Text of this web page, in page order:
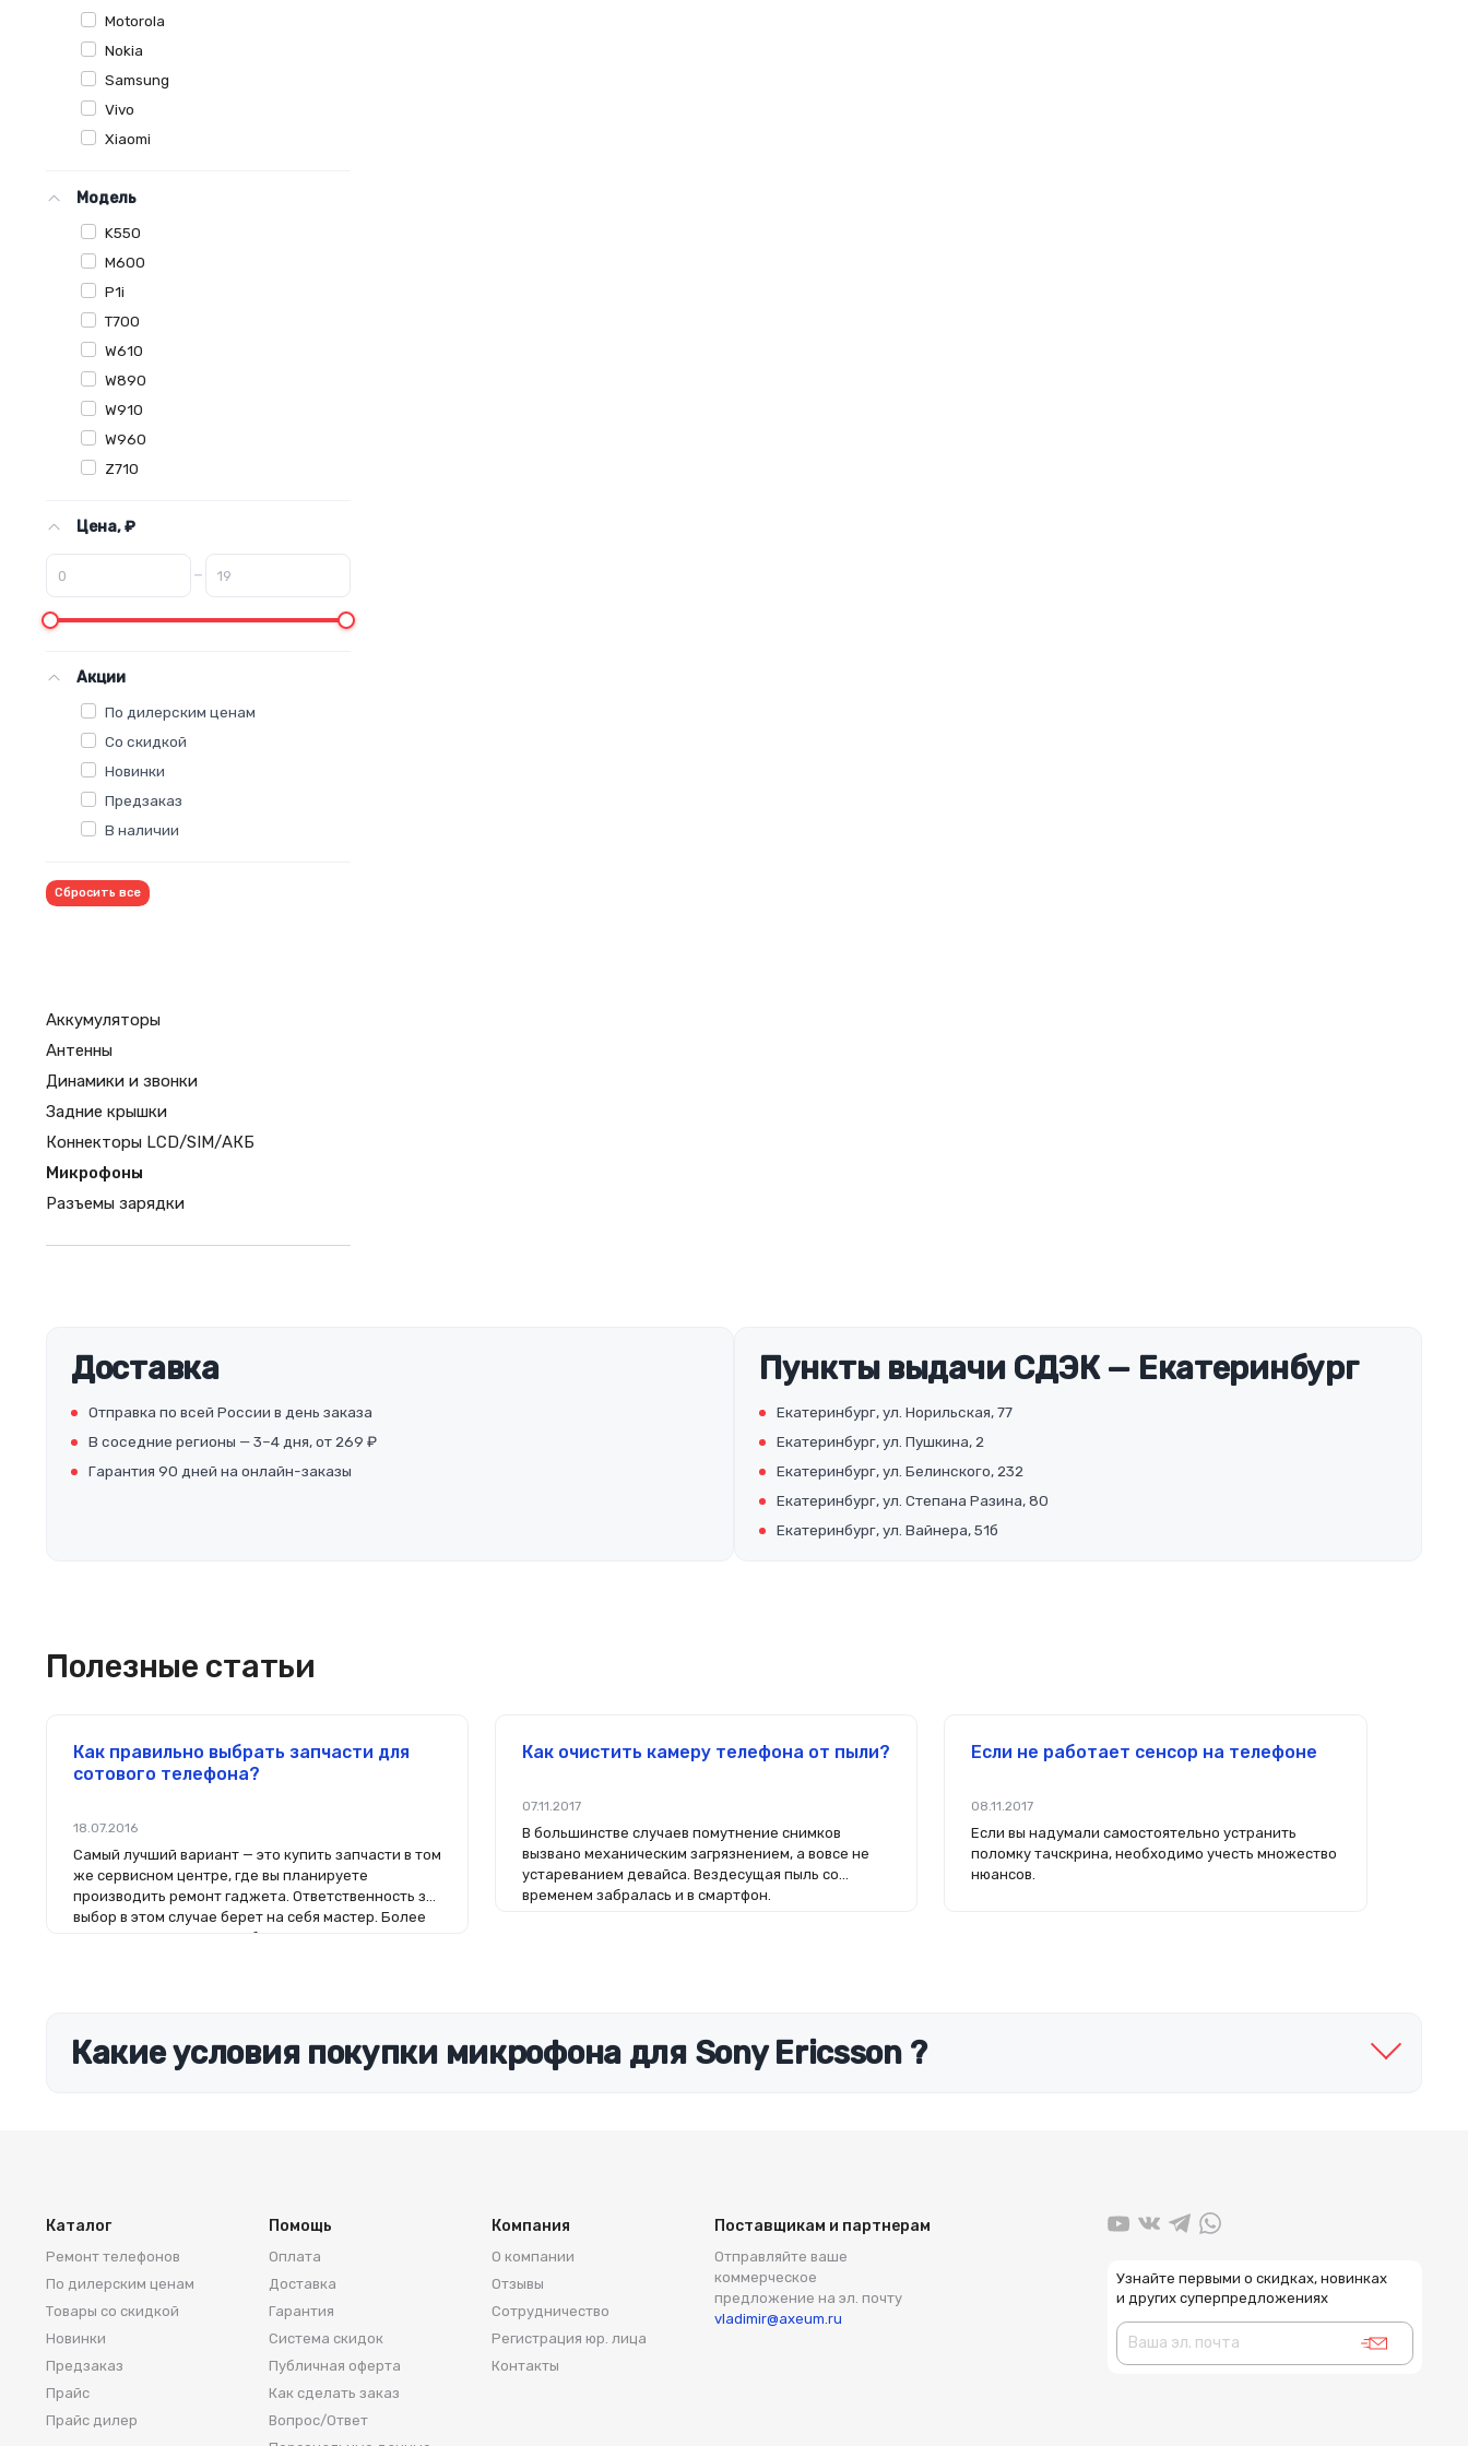
Motorola
Nokia
Samsung
Vivo
Xiaomi
Модель
K550
M600
P1i
T700
W610
W890
W910
W960
Z710
Цена, ₽
–
Акции
По дилерским ценам
Со скидкой
Новинки
Предзаказ
В наличии
Сбросить все
Аккумуляторы
Антенны
Динамики и звонки
Задние крышки
Коннекторы LCD/SIM/АКБ
Микрофоны
Разъемы зарядки
Доставка
Отправка по всей России в день заказа
В соседние регионы — 3–4 дня, от 269 ₽
Гарантия 90 дней на онлайн-заказы
Пункты выдачи СДЭК — Екатеринбург
Екатеринбург, ул. Норильская, 77
Екатеринбург, ул. Пушкина, 2
Екатеринбург, ул. Белинского, 232
Екатеринбург, ул. Степана Разина, 80
Екатеринбург, ул. Вайнера, 51б
Полезные статьи
Как правильно выбрать запчасти для
сотового телефона?
18.07.2016
Самый лучший вариант — это купить запчасти в том
же сервисном центре, где вы планируете
производить ремонт гаджета. Ответственность за
выбор в этом случае берет на себя мастер. Более
того, на комплектующие будет распространяться
сориентироваться в разъемах, элементах
крепления, электрических параметрах и прочих
Как очистить камеру телефона от пыли?
07.11.2017
В большинстве случаев помутнение снимков
вызвано механическим загрязнением, а вовсе не
устареванием девайса. Вездесущая пыль со
временем забралась и в смартфон.
Если не работает сенсор на телефоне
08.11.2017
Если вы надумали самостоятельно устранить
поломку тачскрина, необходимо учесть множество
нюансов.
Какие условия покупки микрофона для Sony Ericsson ?
Каталог
Ремонт телефонов
По дилерским ценам
Товары со скидкой
Новинки
Предзаказ
Прайс
Прайс дилер
Помощь
Оплата
Доставка
Гарантия
Система скидок
Публичная оферта
Как сделать заказ
Вопрос/Ответ
Компания
О компании
Отзывы
Сотрудничество
Регистрация юр. лица
Контакты
Поставщикам и партнерам
Отправляйте ваше
коммерческое
предложение на эл. почту
vladimir@axeum.ru
Узнайте первыми о скидках, новинках
и других суперпредложениях